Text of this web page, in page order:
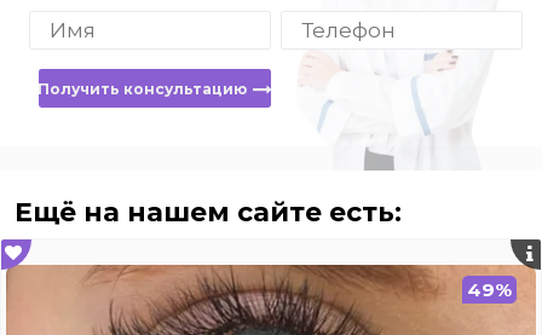
Получить консультацию
Ещё на нашем сайте есть:
49%